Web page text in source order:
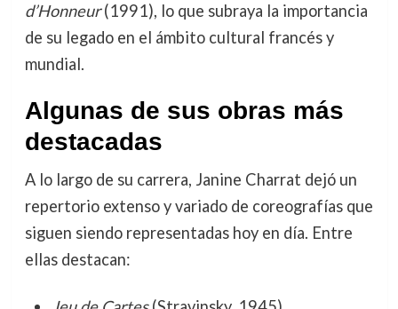
d’Honneur(1991), lo que subraya la importancia
de su legado en el ámbito cultural francés y
mundial.
Algunas de sus obras más
destacadas
A lo largo de su carrera, Janine Charrat dejó un
repertorio extenso y variado de coreografías que
siguen siendo representadas hoy en día. Entre
ellas destacan: